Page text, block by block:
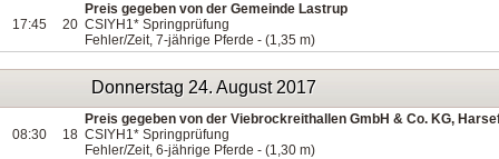
17:45 20
Preis gegeben von der Gemeinde Lastrup
CSIYH1* Springprüfung
Fehler/Zeit, 7-jährige Pferde - (1,35 m)
Donnerstag 24. August 2017
08:30 18
Preis gegeben von der Viebrockreithallen GmbH & Co. KG,
CSIYH1* Springprüfung
Fehler/Zeit, 6-jährige Pferde - (1,30 m)